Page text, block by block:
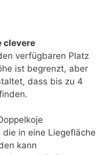
clevere
verfügbaren Platz
ist begrenzt, aber
dass bis zu 4
die in eine Liegefläche
kann